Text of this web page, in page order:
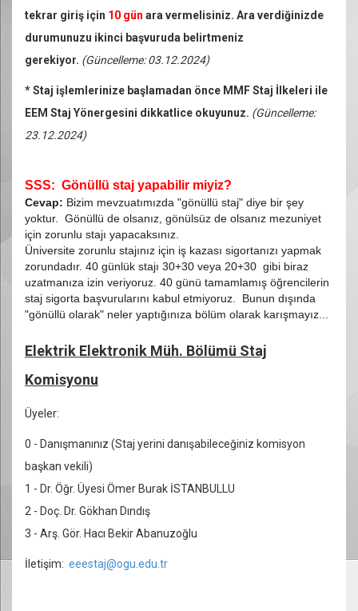
tekrar giriş için 10 gün ara vermelisiniz. Ara verdiğinizde
durumunuzu ikinci başvuruda belirtmeniz
gerekiyor. (Güncelleme: 03.12.2024)
* Staj işlemlerinize başlamadan önce MMF Staj İlkeleri ile
EEM Staj Yönergesini dikkatlice okuyunuz. (Güncelleme:
23.12.2024)
SSS: Gönüllü staj yapabilir miyiz?
Cevap: Bizim mevzuatımızda "gönüllü staj" diye bir şey
yoktur. Gönüllü de olsanız, gönülsüz de olsanız mezuniyet
için zorunlu stajı yapacaksınız.
Üniversite zorunlu stajınız için iş kazası sigortanızı yapmak
zorundadır. 40 günlük stajı 30+30 veya 20+30 gibi biraz
uzatmanıza izin veriyoruz. 40 günü tamamlamış öğrencilerin
staj sigorta başvurularını kabul etmiyoruz. Bunun dışında
"gönüllü olarak" neler yaptığınıza bölüm olarak karışmayız...
Elektrik Elektronik Müh. Bölümü Staj
Komisyonu
Üyeler:
0 - Danışmanınız (Staj yerini danışabileceğiniz komisyon
başkan vekili)
1 - Dr. Öğr. Üyesi Ömer Burak İSTANBULLU
2 - Doç. Dr. Gökhan Dındış
3 - Arş. Gör. Hacı Bekir Abanuzoğlu
İletişim: eeestaj@ogu.edu.tr